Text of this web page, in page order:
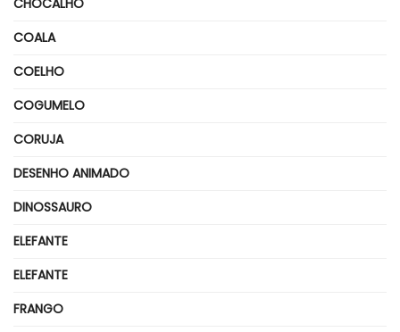
COALA
COELHO
COGUMELO
CORUJA
DESENHO ANIMADO
DINOSSAURO
ELEFANTE
ELEFANTE
FRANGO